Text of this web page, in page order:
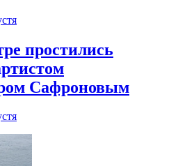
простились
Сафроновым